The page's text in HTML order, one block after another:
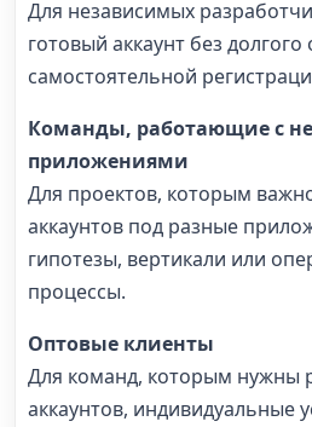
Для независимых
готовый аккаунт без
самостоятельной
Команды, работающие с
приложениями
Для проектов, которым
аккаунтов под разные
гипотезы, вертикали или
процессы.
Оптовые клиенты
Для команд, которым нужны
аккаунтов, индивидуальные